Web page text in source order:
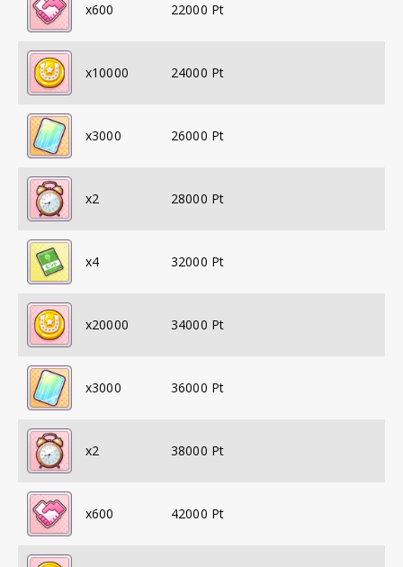
x600 22000 Pt
x10000 24000 Pt
x3000 26000 Pt
x2 28000 Pt
x4 32000 Pt
x20000 34000 Pt
x3000 36000 Pt
x2 38000 Pt
x600 42000 Pt